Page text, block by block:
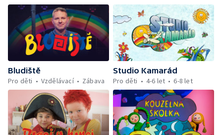
Bludiště
Pro děti
Vzdělávací Zábava
Studio Kamarád
Pro děti
4-6 let 6-8 let